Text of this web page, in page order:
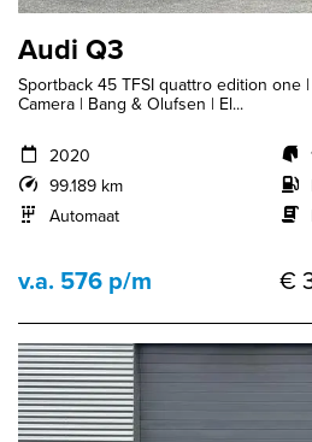
Audi Q3
Sportback 45 TFSI quattro edition one
Camera | Bang & Olufsen | El...
2020
99.189 km
Automaat
v.a. 576 p/m €